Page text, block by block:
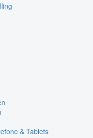
& Tablets